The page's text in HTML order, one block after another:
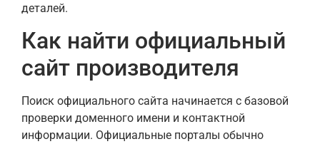
деталей.
Как найти официальный
сайт производителя
Поиск официального сайта начинается с базовой
проверки доменного имени и контактной
информации. Официальные порталы обычно